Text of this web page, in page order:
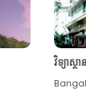
វិទ្យាស្